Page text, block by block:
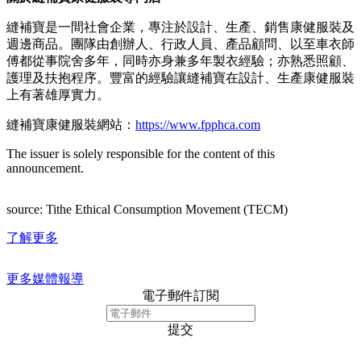
縫補寶是一間社會企業，專注於設計、生產、銷售康健服裝及
週邊商品。團隊由創辦人、行政人員、產品顧問、以至車衣師
傅都從事院舍多年，同時亦身兼多年製衣經驗；亦熟悉照顧、
護理及扶抱程序。豐富的經驗讓縫補寶在設計、生產康健服裝
上有著雄厚實力。
縫補寶康健服裝網站： https://www.fpphca.com
The issuer is solely responsible for the content of this
announcement.
source: Tithe Ethical Consumption Movement (TECM)
了解更多
更多媒體報導
電子郵件訂閱
提交